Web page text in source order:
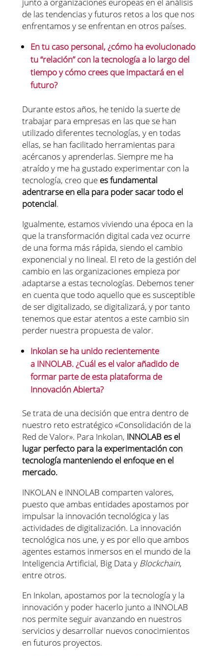
de las tendencias y futuros retos a los que nos
enfrentamos y se enfrentan en otros países.
En tu caso personal, ¿cómo ha evolucionado
tu “relación” con la tecnología a lo largo del
tiempo y cómo crees que impactará en el
futuro?
Durante estos años, he tenido la suerte de
trabajar para empresas en las que se han
utilizado diferentes tecnologías, y en todas
ellas, se han facilitado herramientas para
acércanos y aprenderlas. Siempre me ha
atraído y me ha gustado experimentar con la
tecnología, creo que es fundamental
adentrarse en ella para poder sacar todo el
potencial.
Igualmente, estamos viviendo una época en la
que la transformación digital cada vez ocurre
de una forma más rápida, siendo el cambio
exponencial y no lineal. El reto de la gestión del
cambio en las organizaciones empieza por
adaptarse a estas tecnologías. Debemos tener
en cuenta que todo aquello que es susceptible
de ser digitalizado, se digitalizará, y por tanto
tenemos que estar atentos a este cambio sin
perder nuestra propuesta de valor.
Inkolan se ha unido recientemente
a INNOLAB. ¿Cuál es el valor añadido de
formar parte de esta plataforma de
Innovación Abierta?
Se trata de una decisión que entra dentro de
nuestro reto estratégico «Consolidación de la
Red de Valor». Para Inkolan, INNOLAB es el
lugar perfecto para la experimentación con
tecnología manteniendo el enfoque en el
mercado.
INKOLAN e INNOLAB comparten valores,
puesto que ambas entidades apostamos por
impulsar la innovación tecnológica y las
actividades de digitalización. La innovación
tecnológica nos une, y es por ello que ambos
agentes estamos inmersos en el mundo de la
Inteligencia Artificial, Big Data y Blockchain,
entre otros.
En Inkolan, apostamos por la tecnología y la
innovación y poder hacerlo junto a INNOLAB
nos permite seguir avanzando en nuestros
servicios y desarrollar nuevos conocimientos
en futuros proyectos.